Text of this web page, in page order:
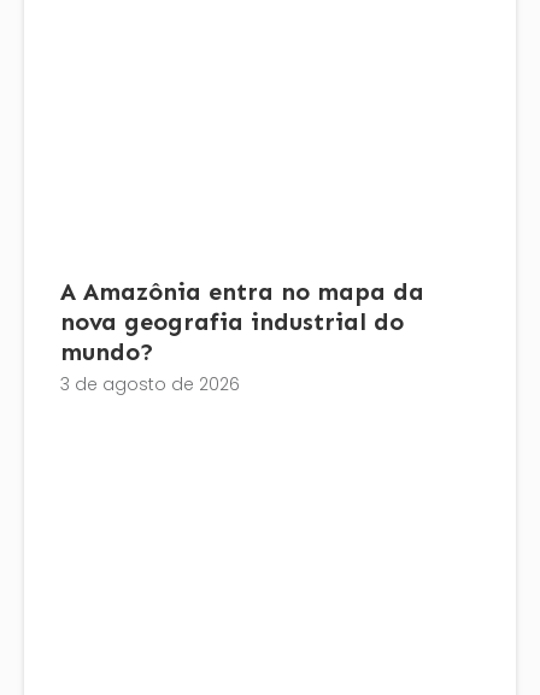
A Amazônia entra no mapa da
nova geografia industrial do
mundo?
3 de agosto de 2026